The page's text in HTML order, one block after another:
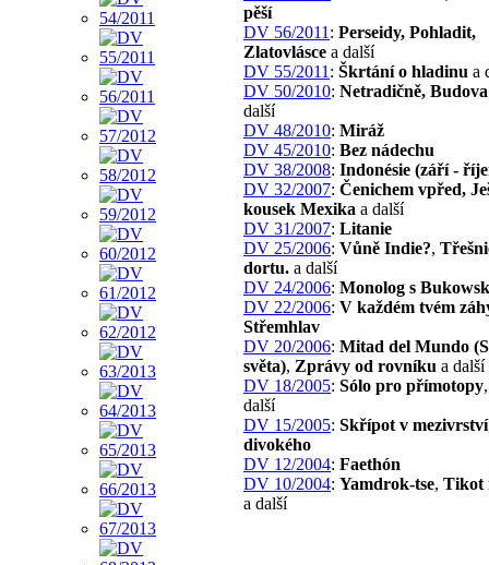
pěší
DV 56/2011 : Perseidy, Pohladit,
Zlatovlásce a další
DV 55/2011 : Škrtání o hladinu a
DV 50/2010: Netradičně,
další
DV 48/2010: Miráž
DV 45/2010: Bez nádechu
DV 38/2008: Indonésie (září -
DV 32/2007: Čenichem vpřed,
kousek Mexika a další
DV 31/2007: Litanie
DV 25/2006: Vůně Indie?,
dortu. a další
DV 24/2006: Monolog s
DV 22/2006: V každém tvém
Střemhlav
DV 20/2006: Mitad del Mundo
světa), Zprávy od rovníku a další
DV 18/2005: Sólo pro přímotopy
další
DV 15/2005: Skřípot v mezivrství
divokého
DV 12/2004: Faethón
DV 10/2004: Yamdrok-tse, Tikot
a další